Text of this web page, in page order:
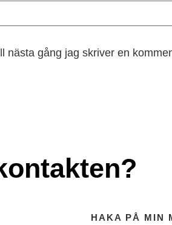
nästa gång jag skriver en
HAKA PÅ MIN